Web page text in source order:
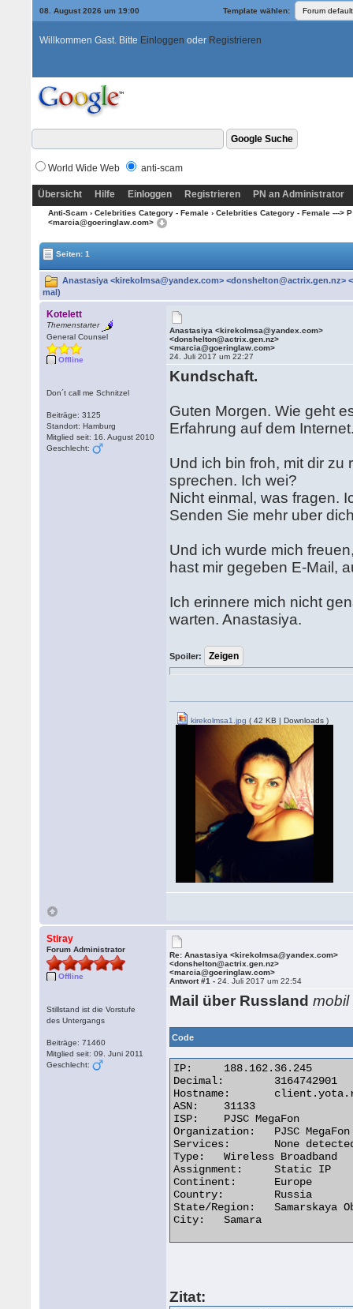
08. August 2026 um 19:00 Template wählen:
Willkommen Gast. Bitte Einloggen oder Registrieren
World Wide Web anti-scam
Übersicht Hilfe Einloggen Registrieren PN an Administrator
Anti-Scam› Celebrities Category - Female› Celebrities Category - Female ---> P
<marcia@goeringlaw.com>
Seiten: 1
Anastasiya <kirekolmsa@yandex.com> <donshelton@actrix.gen.nz>
mal)
Kotelett
Themenstarter
General Counsel
Offline
Don´t call me Schnitzel
Beiträge: 3125
Standort: Hamburg
Mitglied seit: 16. August 2010
Geschlecht:
Anastasiya <kirekolmsa@yandex.com>
<donshelton@actrix.gen.nz>
<marcia@goeringlaw.com>
24. Juli 2017 um 22:27
Kundschaft.
Guten Morgen. Wie geht
Erfahrung auf dem
Und ich bin froh, mit dir zu
sprechen. Ich wei?
Nicht einmal, was fragen.
Senden Sie mehr uber
Und ich wurde mich
hast mir gegeben E-Mail,
Ich erinnere mich nicht
warten. Anastasiya.
Spoiler:
kirekolmsa1.jpg ( 42 KB | Downloads )
Stiray
Forum Administrator
Offline
Stillstand ist die Vorstufe
des Untergangs
Beiträge: 71460
Mitglied seit: 09. Juni 2011
Geschlecht:
Re: Anastasiya <kirekolmsa@yandex.com>
<donshelton@actrix.gen.nz>
<marcia@goeringlaw.com>
Antwort #1 -24. Juli 2017 um 22:54
Mail über Russland mobil
Code
IP:	188.162.36.245
Decimal:	3164742901
Hostname:	client.yota.ru
ASN:	31133
ISP:	PJSC MegaFon
Organization:	PJSC MegaFon
Services:	None detected
Type:	Wireless Broadband
Assignment:	Static IP
Continent:	Europe
Country:	Russia
State/Region:	Samarskaya Oblast'
City:	Samara
Zitat: